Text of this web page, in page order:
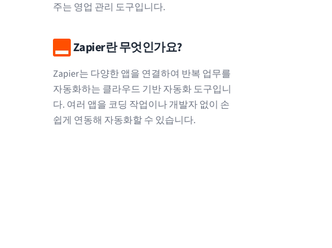
주는 영업 관리 도구입니다.
Zapier란 무엇인가요?
Zapier는 다양한 앱을 연결하여 반복 업무를
자동화하는 클라우드 기반 자동화 도구입니
다. 여러 앱을 코딩 작업이나 개발자 없이 손
쉽게 연동해 자동화할 수 있습니다.